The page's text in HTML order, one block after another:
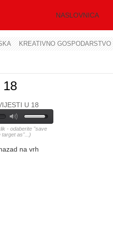
NASLOVNICA
KREATIVNO GOSPODARSTVO
18
U 18
- odaberite "save
target as"...)
na vrh